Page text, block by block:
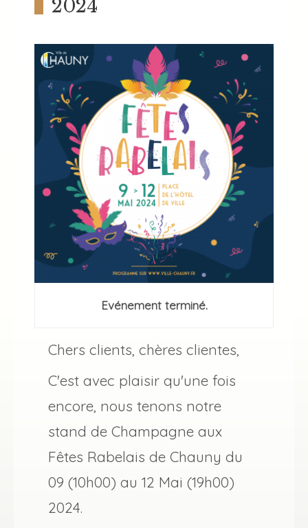
2024
Evénement terminé.
Chers clients, chères clientes,
C'est avec plaisir qu'une fois
encore, nous tenons notre
stand de Champagne aux
Fêtes Rabelais de Chauny du
09 (10h00) au 12 Mai (19h00)
2024.